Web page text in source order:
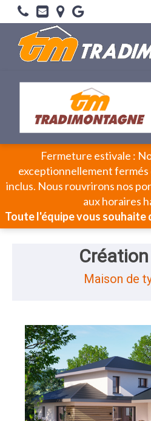
Fermeture estivale :
exceptionnellement fermés
inclus. Nous rouvrirons nos
aux horaires
Toute l'équipe vous souhaite
Maison de